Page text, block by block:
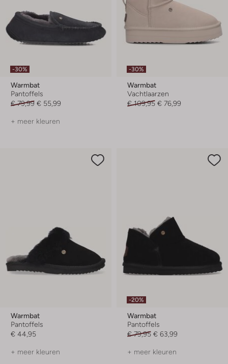
-30%
Warmbat
Pantoffels
€ 79,99 € 55,99
+ meer kleuren
-30%
Warmbat
Vachtlaarzen
€ 109,95 € 76,99
Warmbat
Pantoffels
€ 44,95
+ meer kleuren
-20%
Warmbat
Pantoffels
€ 79,95 € 63,99
+ meer kleuren